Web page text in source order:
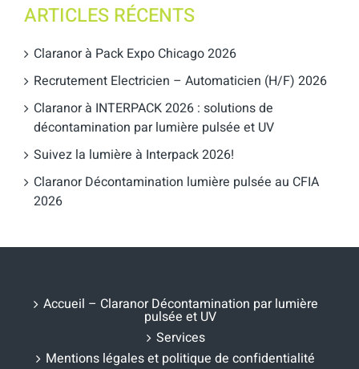
ARTICLES RÉCENTS
Claranor à Pack Expo Chicago 2026
Recrutement Electricien – Automaticien (H/F) 2026
Claranor à INTERPACK 2026 : solutions de
décontamination par lumière pulsée et UV
Suivez la lumière à Interpack 2026!
Claranor Décontamination lumière pulsée au CFIA
2026
Accueil – Claranor Décontamination par lumière
pulsée et UV
Services
Mentions légales et politique de confidentialité